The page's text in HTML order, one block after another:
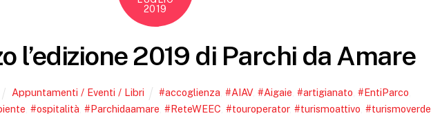
2019
l’edizione 2019 di Parchi da Amare
Appuntamenti / Eventi / Libri #accoglienza #AIAV, #Aigaie #artigianato #EntiParco
,#ospitalità ,#Parchidaamare ,#ReteWEEC ,#touroperator,#turismoattivo ,#turismoverde